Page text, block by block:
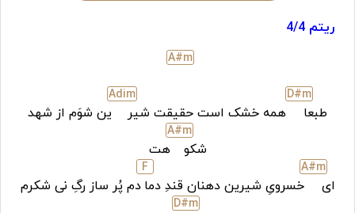
ریتم 4/4
A#m
طبعا
D#m
همه خشک است حقیقت شیر
Adim
ین شوَم از شهد
شکو
A#m
هت
ای
A#m
خسرویِ شیرین دهنان قندِ دما
F
دم پُر ساز رگِ نی شکرم
D#m